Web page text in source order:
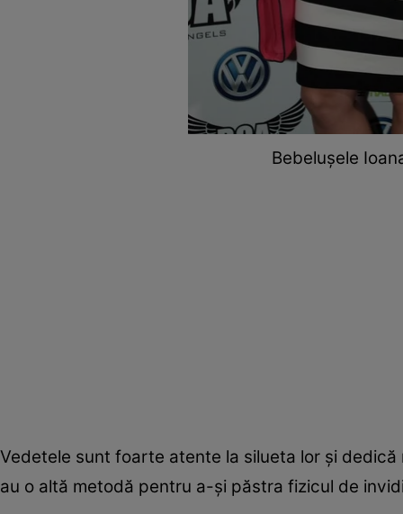
Bebeluşele
Vedetele sunt foarte atente la silueta lor şi
au o altă metodă pentru a-şi păstra fizicul de